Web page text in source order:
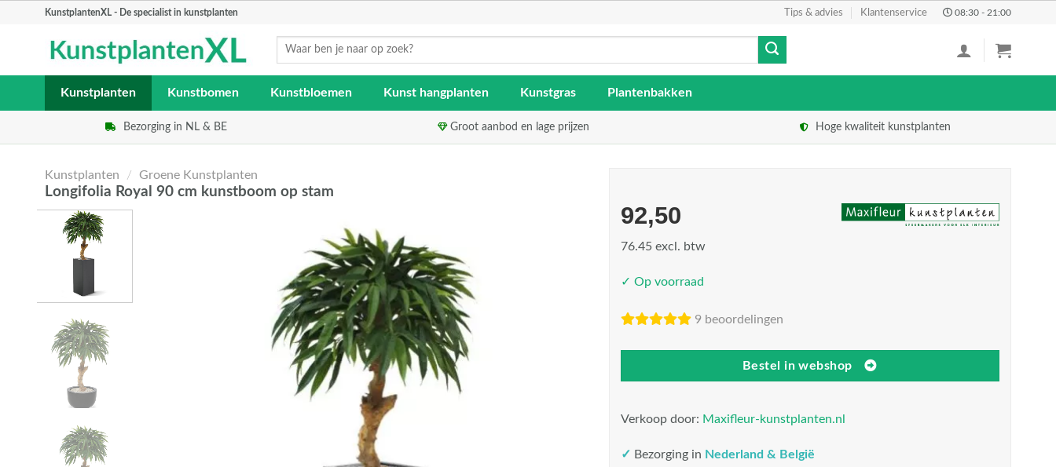
KunstplantenXL - De specialist in kunstplanten Tips & advies Klantenservice 08:30 - 21:00
Zoeken
Kunstplanten Kunstbomen Kunstbloemen Kunst hangplanten Kunstgras Plantenbakken
Bezorging in NL & BE Groot aanbod en lage prijzen Hoge kwaliteit kunstplanten
Kunstplanten / Groene Kunstplanten
Longifolia Royal 90 cm kunstboom op stam
92,50
76.45 excl. btw
✓ Op voorraad
9 beoordelingen
Bestel in webshop
Verkoop door: Maxifleur-kunstplanten.nl
✓ Bezorging in Nederland & België